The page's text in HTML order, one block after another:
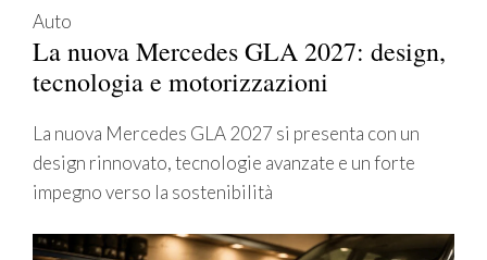
Auto
La nuova Mercedes GLA 2027: design,
tecnologia e motorizzazioni
La nuova Mercedes GLA 2027 si presenta con un
design rinnovato, tecnologie avanzate e un forte
impegno verso la sostenibilità